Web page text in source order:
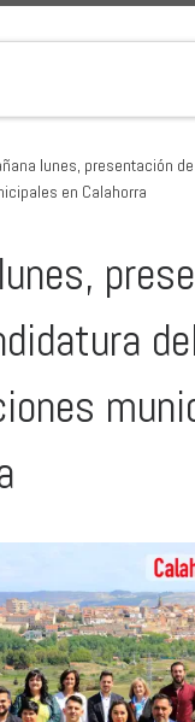
lunes, presentación
en Calahorra